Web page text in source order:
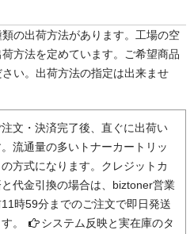
の出荷方法があります。工場の空
方法を定めています。ご希望商品
い。出荷方法の指定は出来ませ
文・決済完了後、直ぐに出荷い
流通量の多いトナーカートリッ
方式になります。クレジットカ
代金引換の場合は、biztoner営業
時59分までのご注文で即日発送
。
システム反映と実在庫のタ